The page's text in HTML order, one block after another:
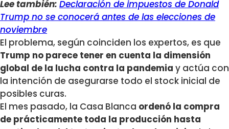
Lee también: Declaración de impuestos de Donald
Trump no se conocerá antes de las elecciones de
noviembre
El problema, según coinciden los expertos, es que
Trump no parece tener en cuenta la dimensión
global de la lucha contra la pandemia y actúa con
la intención de asegurarse todo el stock inicial de
posibles curas.
El mes pasado, la Casa Blanca ordenó la compra
de prácticamente toda la producción hasta